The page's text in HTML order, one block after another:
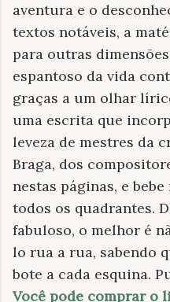
aventura e o
textos notáveis, a
para outras
espantoso da vida
graças a um olhar
uma escrita que
leveza de mestres da
Braga, dos
nestas páginas, e
todos os quadrantes.
fabuloso, o melhor é
lo rua a rua, sabendo
bote a cada esquina.
Você pode comprar o